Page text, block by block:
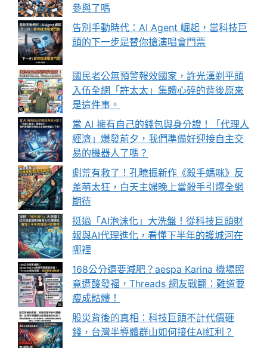
參與了嗎
告別手動時代：AI Agent 崛起，當科技巨
頭的下一步是替你搶演唱會門票
國民老公無預警報效國家，許光漢剃平頭
入伍全網「許太太」集體心碎的背後原來
是這件事。
當 AI 擁有自己的錢包與身分證！「代理人
經濟」爆發前夕，我們準備好迎接自主交
易的機器人了嗎？
劇荒有救了！孔曉振新作《殺手媽咪》反
差萌太狂，白天主婦晚上當殺手引爆全網
期待
挺過「AI泡沫化」大洗盤！從科技巨頭財
報與AI代理進化，看懂下半年的護城河在
哪裡
168公分還要減肥？aespa Karina 機場照
竟遭酸發福，Threads 網友戰翻：難道要
瘦成骷髏！
股災背後的真相：科技巨頭不計代價砸
錢，台灣半導體群山如何接住AI紅利？